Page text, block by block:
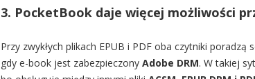
3. PocketBook daje więcej możliwości
Przy zwykłych plikach EPUB i PDF oba czytniki
gdy e-book jest zabezpieczony Adobe DRM. W takiej